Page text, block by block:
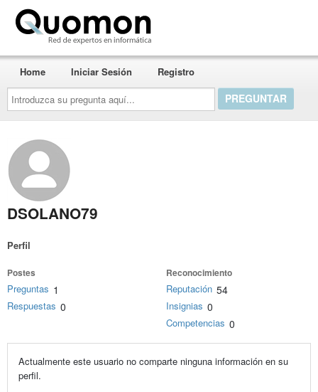
Introduzca
su
pregunta
aquí...
Home Iniciar Sesión Registro
DSOLANO79
Perfil
Postes
Preguntas 1
Respuestas 0
Reconocimiento
Reputación 54
Insignias 0
Competencias 0
Actualmente este usuario no comparte ninguna información en su
perfil.